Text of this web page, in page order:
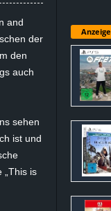
and
der
den
auch
sehen
ist und
„This is
Anzeige